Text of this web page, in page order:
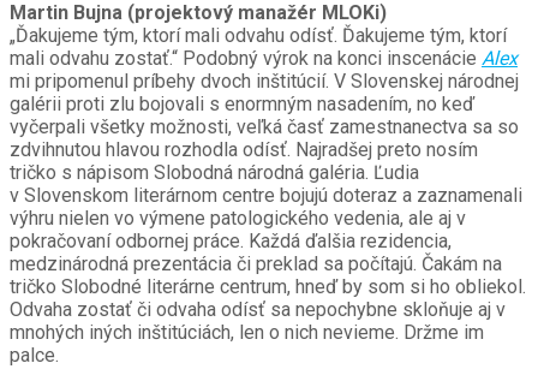
Martin Bujna (projektový manažér MLOKi)
„Ďakujeme tým, ktorí mali odvahu odísť. Ďakujeme tým, ktorí
mali odvahu zostať.“ Podobný výrok na konci inscenácie Alex
mi pripomenul príbehy dvoch inštitúcií. V Slovenskej národnej
galérii proti zlu bojovali s enormným nasadením, no keď
vyčerpali všetky možnosti, veľká časť zamestnanectva sa so
zdvihnutou hlavou rozhodla odísť. Najradšej preto nosím
tričko s nápisom Slobodná národná galéria. Ľudia
v Slovenskom literárnom centre bojujú doteraz a zaznamenali
výhru nielen vo výmene patologického vedenia, ale aj v
pokračovaní odbornej práce. Každá ďalšia rezidencia,
medzinárodná prezentácia či preklad sa počítajú. Čakám na
tričko Slobodné literárne centrum, hneď by som si ho obliekol.
Odvaha zostať či odvaha odísť sa nepochybne skloňuje aj v
mnohých iných inštitúciách, len o nich nevieme. Držme im
palce.